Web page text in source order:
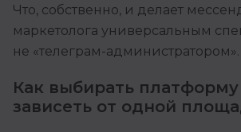
Что, собственно, и делает
маркетолога универсальным
не «телеграм-администратором».
Как выбирать
зависеть от одной